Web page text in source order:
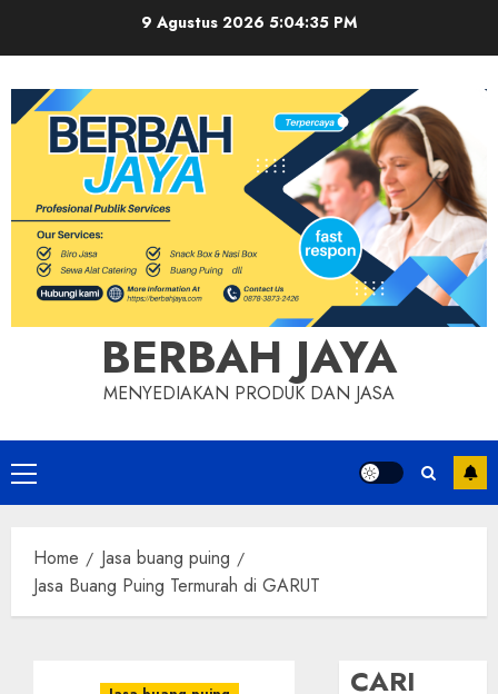
9 Agustus 2026 5:04:36 PM
BERBAH JAYA
MENYEDIAKAN PRODUK DAN JASA
Primary
Menu
Home
Jasa buang puing
Jasa Buang Puing Termurah di GARUT
CARI